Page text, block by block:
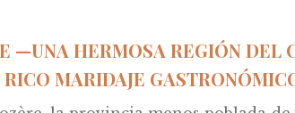
—UNA HERMOSA REGIÓN DEL
MARIDAJE